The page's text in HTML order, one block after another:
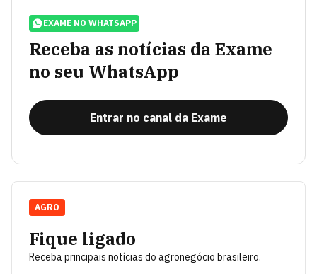
EXAME NO WHATSAPP
Receba as notícias da Exame
no seu WhatsApp
Entrar no canal da Exame
Fique ligado
Receba principais notícias do agronegócio brasileiro.
AGRO